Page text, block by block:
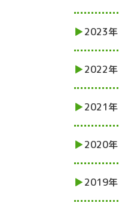
2023年
2022年
2021年
2020年
2019年